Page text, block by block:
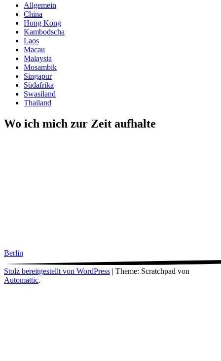
Allgemein
China
Hong Kong
Kambodscha
Laos
Macau
Malaysia
Mosambik
Singapur
Südafrika
Swasiland
Thailand
Wo ich mich zur Zeit aufhalte
Berlin
Stolz bereitgestellt von WordPress | Theme: Scratchpad von
Automattic.